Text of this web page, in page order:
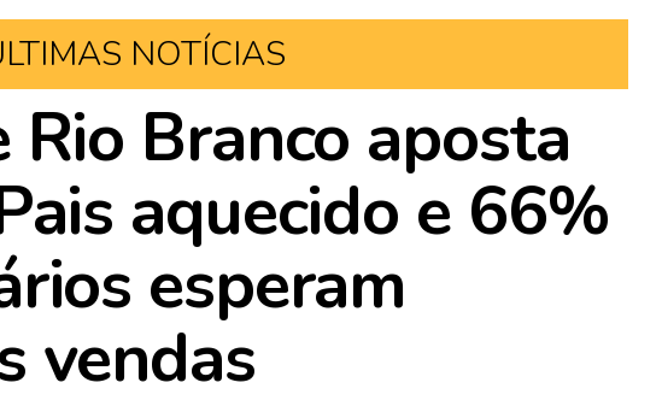
NOTÍCIAS
Rio Branco aposta
aquecido e 66%
esperam
vendas